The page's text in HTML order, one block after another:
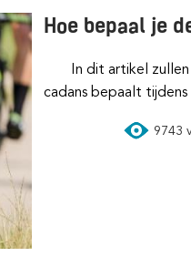
Hoe bepaal je
In dit artikel zullen we kijken naar hoe je de juiste
cadans bepaalt
9743